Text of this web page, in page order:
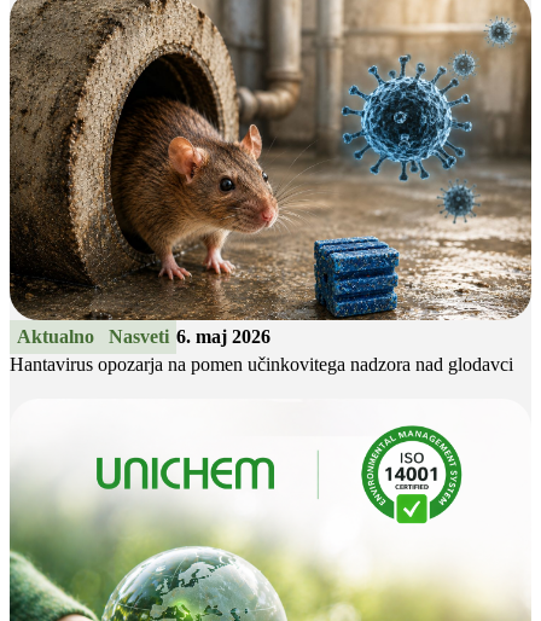
Aktualno Nasveti 6. maj 2026
Hantavirus opozarja na pomen učinkovitega nadzora nad glodavci